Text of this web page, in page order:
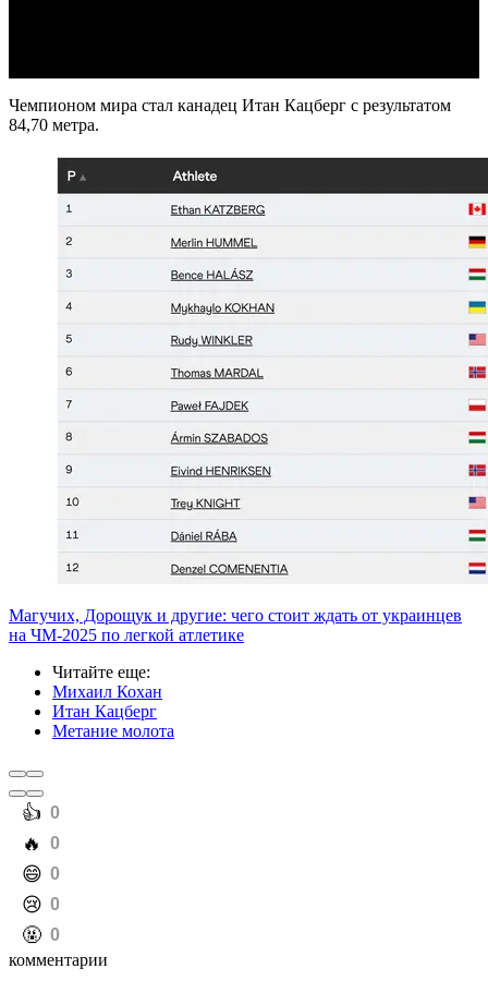
Чемпионом мира стал канадец Итан Кацберг с результатом
84,70 метра.
Магучих, Дорощук и другие: чего стоит ждать от украинцев
на ЧМ-2025 по легкой атлетике
Читайте еще:
Михаил Кохан
Итан Кацберг
Метание молота
️👍 0
️🔥 0
️😄 0
️😢 0
️🤬 0
комментарии